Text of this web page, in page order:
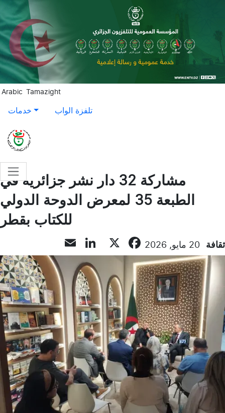
Aller au contenu principal
Arabic Tamazight
خدمات تلفزة الواب
مشاركة 32 دار نشر جزائرية في
الطبعة 35 لمعرض الدوحة الدولي
للكتاب بقطر
ثقافة 20 مايو, 2026 Facebook
LinkedIn